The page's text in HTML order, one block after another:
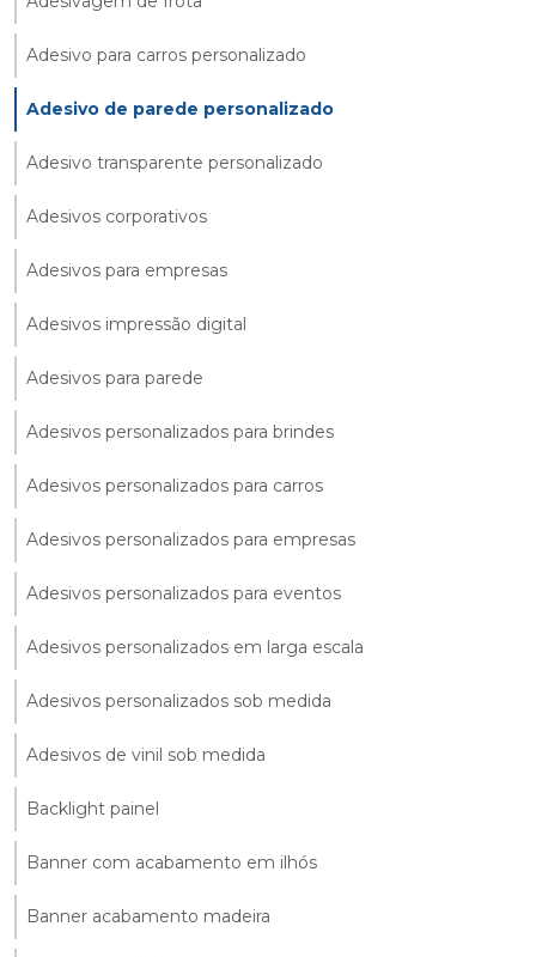
Adesivo para carros personalizado
Adesivo de parede personalizado
Adesivo transparente personalizado
Adesivos corporativos
Adesivos para empresas
Adesivos impressão digital
Adesivos para parede
Adesivos personalizados para brindes
Adesivos personalizados para carros
Adesivos personalizados para empresas
Adesivos personalizados para eventos
Adesivos personalizados em larga escala
Adesivos personalizados sob medida
Adesivos de vinil sob medida
Backlight painel
Banner com acabamento em ilhós
Banner acabamento madeira